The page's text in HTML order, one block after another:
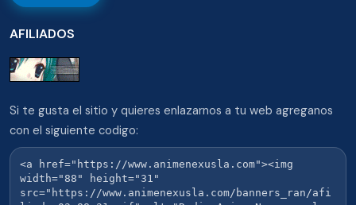
AFILIADOS
Si te gusta el sitio y quieres enlazarnos a tu web agreganos
con el siguiente codigo: